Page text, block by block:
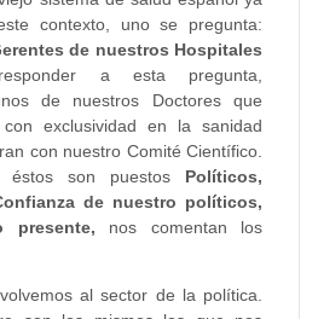
contexto, uno se pregunta:
de nuestros Hospitales
a esta pregunta,
de nuestros Doctores que
exclusividad en la sanidad
con nuestro Comité Científico.
éstos son puestos Políticos,
de nuestro políticos,
nos comentan los
al sector de la política.